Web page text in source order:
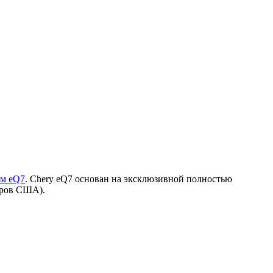
eQ7. Chery eQ7 основан на эксклюзивной полностью
США).